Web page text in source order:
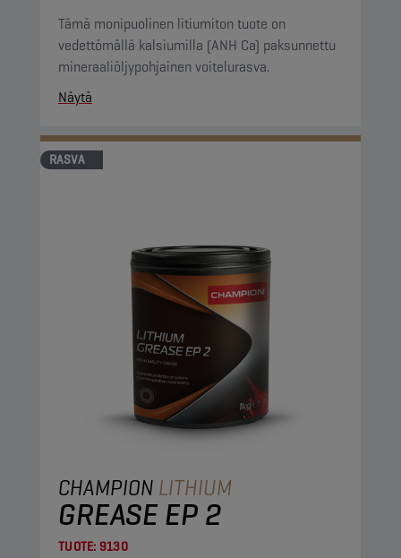
Tämä monipuolinen litiumiton tuote on
vedettömällä kalsiumilla (ANH Ca) paksunnettu
mineraaliöljypohjainen voitelurasva.
Näytä
RASVA
CHAMPION LITHIUM
GREASE EP 2
TUOTE: 9130